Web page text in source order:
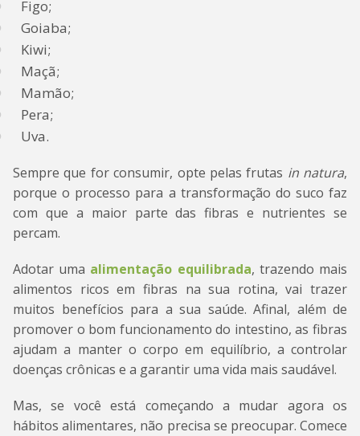
Figo;
Goiaba;
Kiwi;
Maçã;
Mamão;
Pera;
Uva.
Sempre que for consumir, opte pelas frutas in natura,
porque o processo para a transformação do suco faz
com que a maior parte das fibras e nutrientes se
percam.
Adotar uma alimentação equilibrada, trazendo mais
alimentos ricos em fibras na sua rotina, vai trazer
muitos benefícios para a sua saúde. Afinal, além de
promover o bom funcionamento do intestino, as fibras
ajudam a manter o corpo em equilíbrio, a controlar
doenças crônicas e a garantir uma vida mais saudável.
Mas, se você está começando a mudar agora os
hábitos alimentares, não precisa se preocupar. Comece